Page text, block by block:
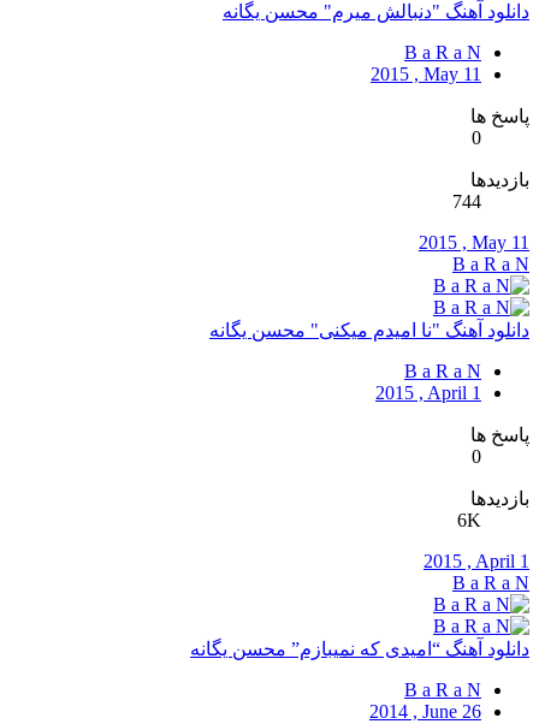
دانلود آهنگ "دنبالش میرم" محسن یگانه
B a R a N
2015 , May 11
پاسخ ها
0
بازدیدها
744
2015 , May 11
B a R a N
دانلود آهنگ "نا امیدم میکنی" محسن یگانه
B a R a N
2015 , April 1
پاسخ ها
0
بازدیدها
6K
2015 , April 1
B a R a N
دانلود آهنگ “امیدی که نمیبازم” محسن یگانه
B a R a N
2014 , June 26